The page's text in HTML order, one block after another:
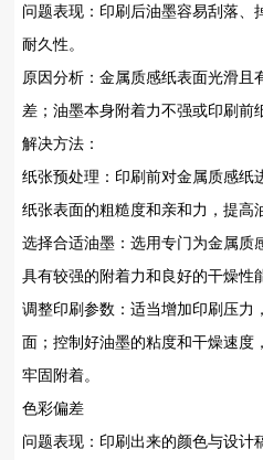
问题表现‌：印刷后油墨容易刮落、
耐久性。
原因分析‌：金属质感纸表面光滑
差；油墨本身附着力不强或印刷前
解决方法‌：
纸张预处理‌：印刷前对金属质感纸
纸张表面的粗糙度和亲和力，提高
选择合适油墨‌：选用专门为金属质
具有较强的附着力和良好的干燥性
调整印刷参数‌：适当增加印刷压力
面；控制好油墨的粘度和干燥速度
牢固附着。
色彩偏差
问题表现‌：印刷出来的颜色与设计